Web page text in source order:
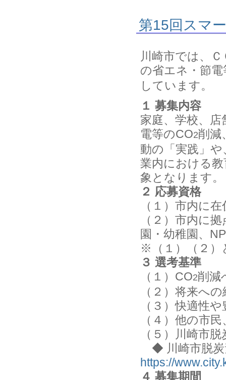
第15回スマ
川崎市では、
の省エネ・節
しています。
１ 募集内容
家庭、学校、
電等のCO2削減
動の「実践」
業内における
象となります。
２ 応募資格
（１）市内に
（２）市内に
園・幼稚園、
※（１）（２）
３ 選考基準
（１）CO2削減
（２）将来へ
（３）快適性
（４）他の市
（５）川崎市
◆ 川崎市脱炭
https://
４ 募集期間